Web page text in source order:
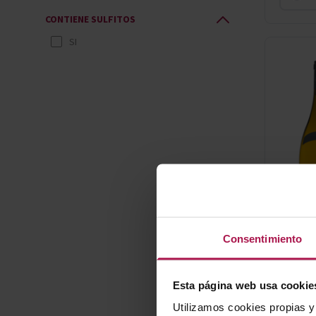
Consentimiento
Esta página web usa
Utilizamos cookies propias
PAGOS DEL REY
PALACIO DE BORNOS
CONTIENE SULFITOS
SI